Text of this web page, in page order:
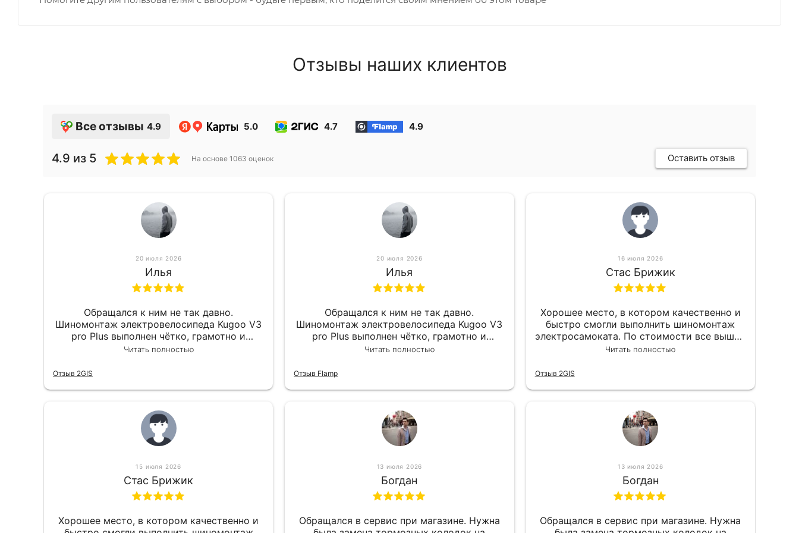
Отзывы наших клиентов
Все отзывы 4.9 5.0 4.7 4.9
4.9 из 5 На основе 1063 оценок Оставить отзыв
20 июля 2026
Илья
Обращался к ним не так давно.
Шиномонтаж электровелосипеда Kugoo V3
pro Plus выполнен чётко, грамотно и
квалифицированно. Всё сделано
Читать полностью
Отзыв 2GIS
20 июля 2026
Илья
Обращался к ним не так давно.
Шиномонтаж электровелосипеда Kugoo V3
pro Plus выполнен чётко, грамотно и
квалифицированно. Всё сделано
Читать полностью
Отзыв Flamp
16 июля 2026
Стас Брижик
Хорошее место, в котором качественно и
быстро смогли выполнить шиномонтаж
электросамоката. По стоимости все вышло
вообще приемлемо хочу сказать. Так что
Читать полностью
Отзыв 2GIS
15 июля 2026
Стас Брижик
Хорошее место, в котором качественно и
13 июля 2026
Богдан
Обращался в сервис при магазине. Нужна
13 июля 2026
Богдан
Обращался в сервис при магазине. Нужна